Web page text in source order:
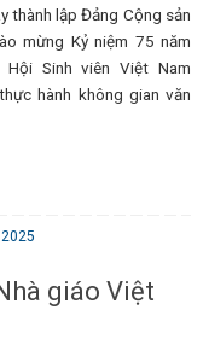
thành lập Đảng Cộng sản
mừng Kỷ niệm 75 năm
Sinh viên Việt Nam
hành không gian văn
giáo Việt